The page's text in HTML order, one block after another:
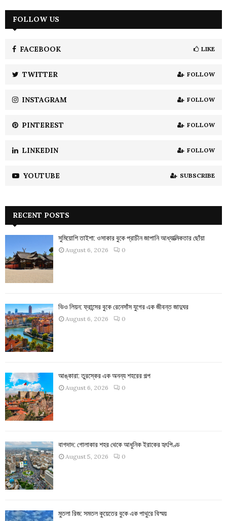
h
H
FOLLOW US
FACEBOOK LIKE
TWITTER FOLLOW
INSTAGRAM FOLLOW
PINTEREST FOLLOW
LINKEDIN FOLLOW
YOUTUBE SUBSCRIBE
RECENT POSTS
সুমিয়োশি তাইশা: ওসাকার বুকে প্রাচীন জাপানি আধ্যাত্মিকতার ছোঁয়া
August 6, 2026 0
ভিও লিয়ন: ফ্রান্সের বুকে রেনেসাঁস যুগের এক জীবন্ত জাদুঘর
August 6, 2026 0
আঙ্কারা: তুরস্কের এক অনন্য শহরের গল্প
August 6, 2026 0
বাগদাদ: গোলাকার শহর থেকে আধুনিক ইরাকের হৃৎপিণ্ড
August 5, 2026 0
মুতলা রিজ: সমতল কুয়েতের বুকে এক পাথুরে বিস্ময়